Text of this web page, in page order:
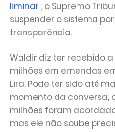
liminar , o Supremo
suspender o sistema
transparência.
Waldir diz ter recebido a
milhões em emendas
Lira. Pode ter sido até
momento da conversa,
milhões foram
mas ele não soube